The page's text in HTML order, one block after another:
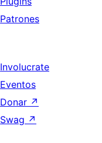
Patrones
Involucrate
Eventos
Donar ↗
Swag ↗